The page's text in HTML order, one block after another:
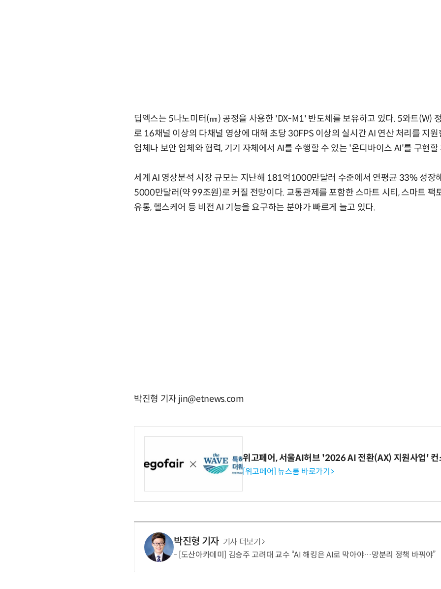
딥엑스는 5나노미터(㎚) 공정을 사용한 'DX-M1' 반도체를 보유하고 있다. 5와트(W)
로 16채널 이상의 다채널 영상에 대해 초당 30FPS 이상의 실시간 AI 연산 처리를 지
업체나 보안 업체와 협력, 기기 자체에서 AI를 수행할 수 있는 '온디바이스 AI'를 구현할
세계 AI 영상분석 시장 규모는 지난해 181억1000만달러 수준에서 연평균 33% 성
5000만달러(약 99조원)로 커질 전망이다. 교통관제를 포함한 스마트 시티, 스마트 팩
유통, 헬스케어 등 비전 AI 기능을 요구하는 분야가 빠르게 늘고 있다.
박진형 기자 jin@etnews.com
위고페어, 서울AI허브 '2026 AI 전환(AX) 지원사업' 컨
[위고페어] 뉴스룸 바로가기>
박진형 기자 기사 더보기
[도산아카데미] 김승주 고려대 교수 “AI 해킹은 AI로 막아야…망분리 정책 바꿔야”